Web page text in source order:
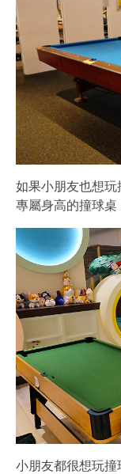
如果小朋友也想
專屬身高的撞球桌
小朋友都很想玩